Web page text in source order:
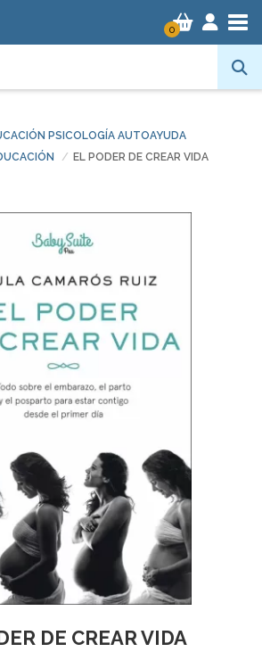
0
PSICOLOGÍA AUTOAYUDA
EL PODER DE CREAR VIDA
DE CREAR VIDA